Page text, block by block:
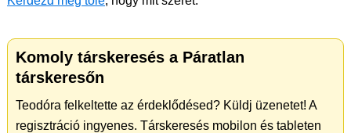
Komoly társkeresés a Páratlan
társkeresőn
Teodóra felkeltette az érdeklődésed? Küldj üzenetet! A
regisztráció ingyenes. Társkeresés mobilon és tableten